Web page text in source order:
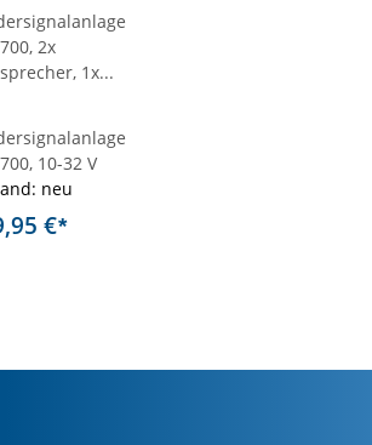
10-32 V
neu
€*